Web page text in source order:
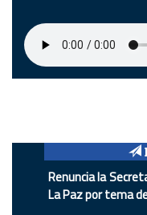
Renuncia la
La Paz por tema